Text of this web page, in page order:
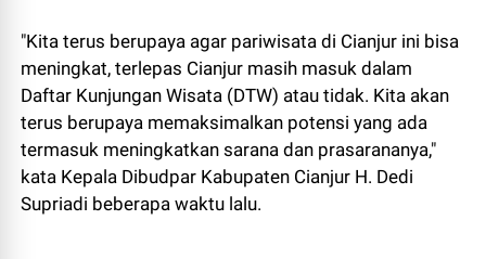
"Kita terus berupaya agar pariwisata di Cianjur ini bisa
meningkat, terlepas Cianjur masih masuk dalam
Daftar Kunjungan Wisata (DTW) atau tidak. Kita akan
terus berupaya memaksimalkan potensi yang ada
termasuk meningkatkan sarana dan prasarananya,"
kata Kepala Dibudpar Kabupaten Cianjur H. Dedi
Supriadi beberapa waktu lalu.